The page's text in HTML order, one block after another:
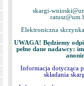
skargi-
Elektroniczna
UWAGA! Będziemy
pełne dane nadawcy:
Informacja dotycząca
składania